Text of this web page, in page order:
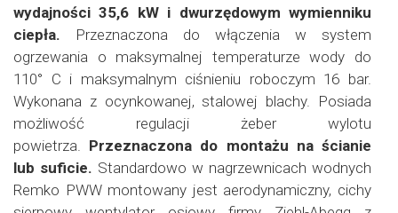
wydajności 35,6 kW i dwurzędowym wymienniku
ciepła. Przeznaczona do włączenia w system
ogrzewania o maksymalnej temperaturze wody do
110° C i maksymalnym ciśnieniu roboczym 16 bar.
Wykonana z ocynkowanej, stalowej blachy. Posiada
możliwość regulacji żeber wylotu
powietrza. Przeznaczona do montażu na ścianie
lub suficie. Standardowo w nagrzewnicach wodnych
Remko PWW montowany jest aerodynamiczny, cichy